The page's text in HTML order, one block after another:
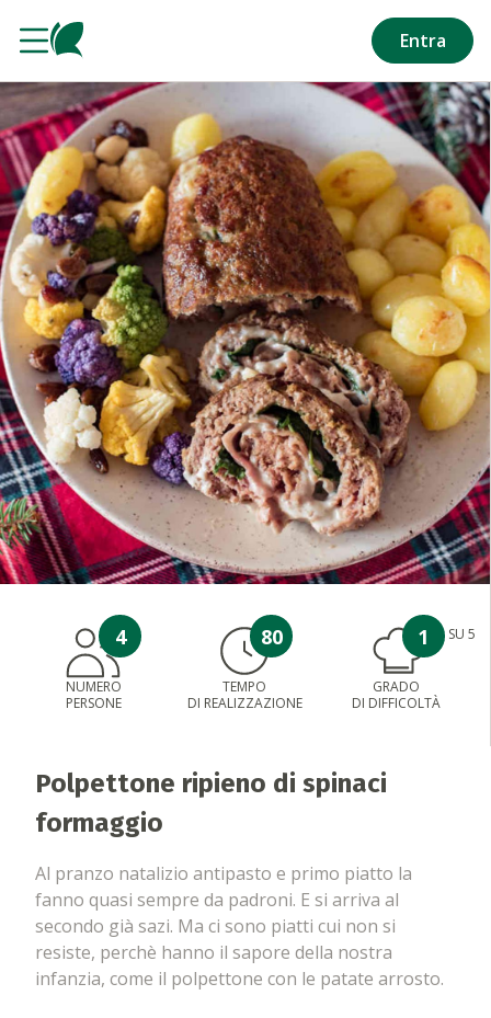
Entra
4
NUMERO
PERSONE
80
TEMPO
DI REALIZZAZIONE
1 SU 5
GRADO
DI DIFFICOLTÀ
Polpettone ripieno di spinaci
formaggio
Al pranzo natalizio antipasto e primo piatto la
fanno quasi sempre da padroni. E si arriva al
secondo già sazi. Ma ci sono piatti cui non si
resiste, perchè hanno il sapore della nostra
infanzia, come il polpettone con le patate arrosto.